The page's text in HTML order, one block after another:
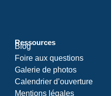
Ressources
Blog
Foire aux questions
Galerie de photos
Calendrier d’ouverture
Mentions légales